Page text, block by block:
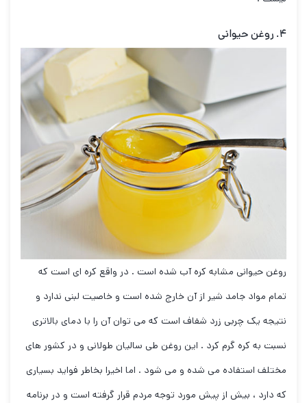
۴. روغن حیوانی
روغن حیوانی مشابه کره آب شده است . در واقع کره ای است که
تمام مواد جامد شیر از آن خارج شده است و خاصیت لبنی ندارد و
نتیجه یک چربی زرد شفاف است که می توان آن را با دمای بالاتری
نسبت به کره گرم کرد . این روغن طی سالیان طولانی و در کشور های
مختلف استفاده می شده و می شود . اما اخیرا بخاطر فواید بسیاری
که دارد ، بیش از پیش مورد توجه مردم قرار گرفته است و در برنامه